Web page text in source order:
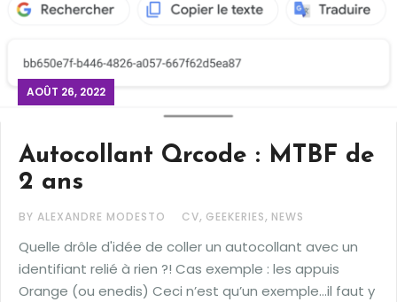
AOÛT 26, 2022
Autocollant Qrcode : MTBF de
2 ans
BY ALEXANDRE MODESTO CV, GEEKERIES, NEWS
Quelle drôle d'idée de coller un autocollant avec un
identifiant relié à rien ?! Cas exemple : les appuis
Orange (ou enedis) Ceci n’est qu’un exemple…il faut y